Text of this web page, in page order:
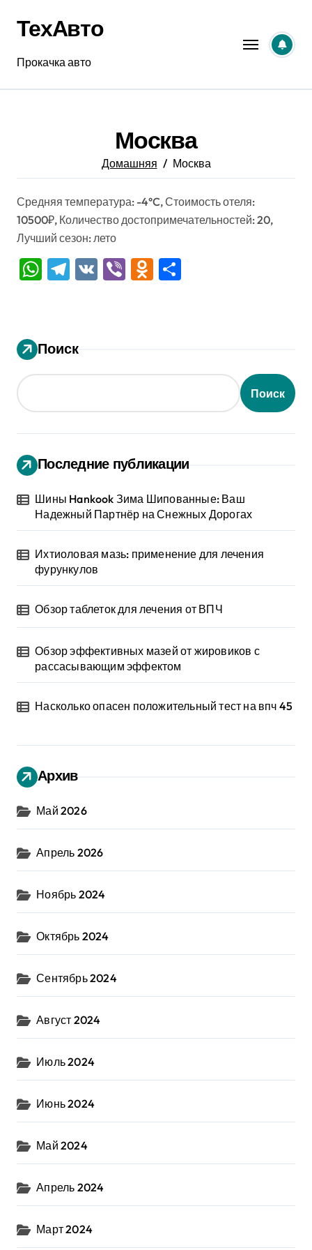
содержанию
ТехАвто
Прокачка авто
Москва
Домашняя Москва
Средняя температура: -4°C, Стоимость отеля:
10500₽, Количество достопримечательностей: 20,
Лучший сезон: лето
WhatsApp
Telegram
VK ViberOdnoklassniki
Поиск
Поиск
Последние публикации
Шины Hankook Зима Шипованные: Ваш
Надежный Партнёр на Снежных Дорогах
Ихтиоловая мазь: применение для лечения
фурункулов
Обзор таблеток для лечения от ВПЧ
Обзор эффективных мазей от жировиков с
рассасывающим эффектом
Насколько опасен положительный тест на впч 45
Архив
Май 2026
Апрель 2026
Ноябрь 2024
Октябрь 2024
Сентябрь 2024
Август 2024
Июль 2024
Июнь 2024
Май 2024
Апрель 2024
Март 2024